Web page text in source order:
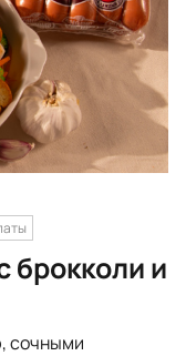
брокколи и
сочными